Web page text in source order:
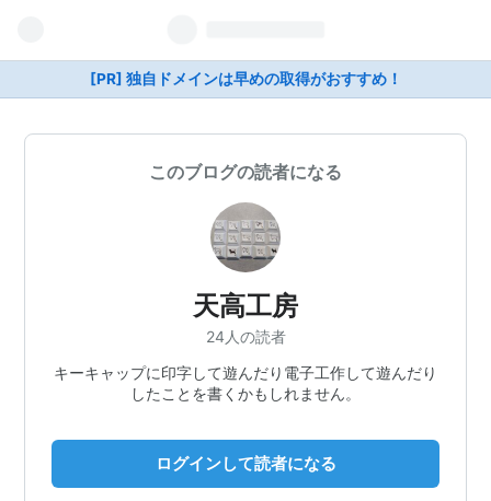
[PR] 独自ドメインは早めの取得がおすすめ！
このブログの読者になる
天高工房
24人の読者
キーキャップに印字して遊んだり電子工作して遊んだり
したことを書くかもしれません。
ログインして読者になる